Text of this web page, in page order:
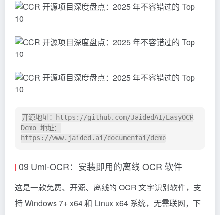
目前在 GitHub 上获得了 26K 的 Star。
Demo 地址：
09 Umi-OCR：安装即用的离线 OCR 软件